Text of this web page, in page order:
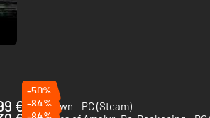
€
-50%
Grim Dawn - PC (Steam)
-84%